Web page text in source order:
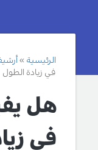
الرئيسية
في زيادة الطول
هل
في